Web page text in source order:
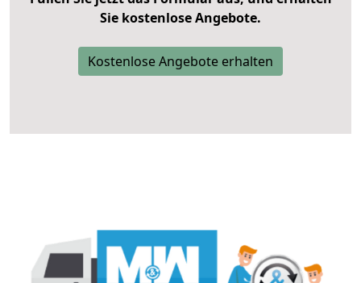
Sie kostenlose Angebote.
Kostenlose Angebote erhalten